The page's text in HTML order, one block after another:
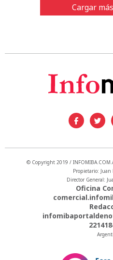
Cargar
© Copyright 2019 /
Propietario:
Director General:
Oficina